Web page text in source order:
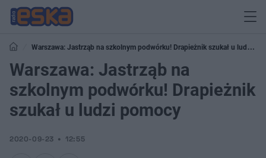
Warszawa: Jastrząb na szkolnym podwórku! Drapieżnik szukał u ludzi
pomocy
Warszawa: Jastrząb na
szkolnym podwórku! Drapieżnik
szukał u ludzi pomocy
2020-09-23 12:55